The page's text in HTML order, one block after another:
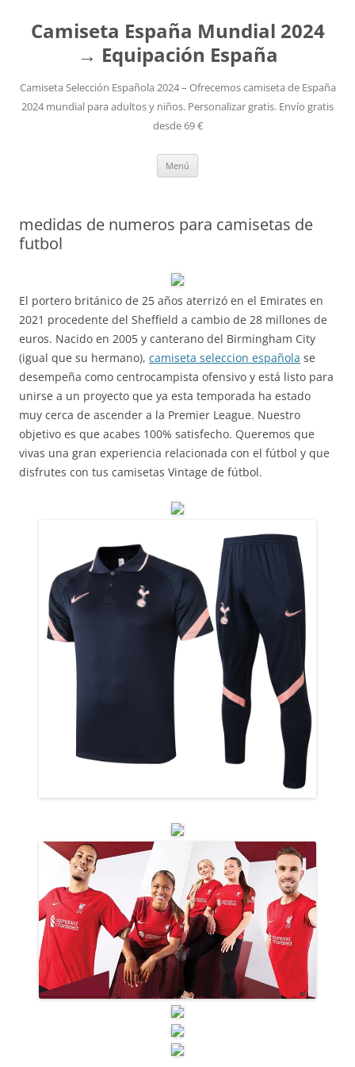
Camiseta España Mundial 2024
→ Equipación España
Camiseta Selección Española 2024 – Ofrecemos camiseta de España
2024 mundial para adultos y niños. Personalizar gratis. Envío gratis
desde 69 €
Menú
medidas de numeros para camisetas de
futbol
El portero británico de 25 años aterrizó en el Emirates en
2021 procedente del Sheffield a cambio de 28 millones de
euros. Nacido en 2005 y canterano del Birmingham City
(igual que su hermano), camiseta seleccion española se
desempeña como centrocampista ofensivo y está listo para
unirse a un proyecto que ya esta temporada ha estado
muy cerca de ascender a la Premier League. Nuestro
objetivo es que acabes 100% satisfecho. Queremos que
vivas una gran experiencia relacionada con el fútbol y que
disfrutes con tus camisetas Vintage de fútbol.